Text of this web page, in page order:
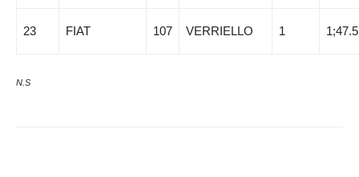
23 FIAT 107 VERRIELLO 1
N.S